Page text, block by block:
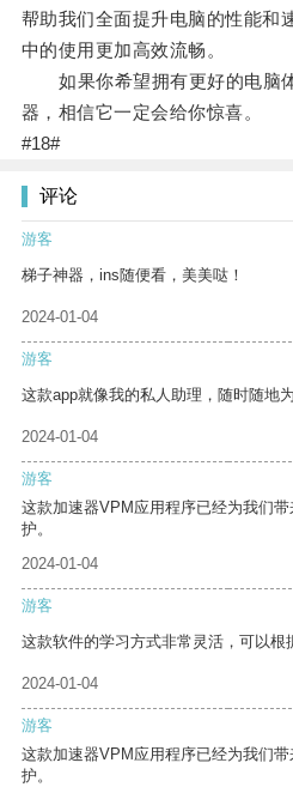
帮助我们全面提升电脑的性能和
中的使用更加高效流畅。
如果你希望拥有更好的电脑
器，相信它一定会给你惊喜。
#18#
评论
游客
梯子神器，ins随便看，美美哒！
2024-01-04
游客
这款app就像我的私人助理，随时随地
2024-01-04
游客
这款加速器VPM应用程序已经为我们
护。
2024-01-04
游客
这款软件的学习方式非常灵活，可以根
2024-01-04
游客
这款加速器VPM应用程序已经为我们
护。